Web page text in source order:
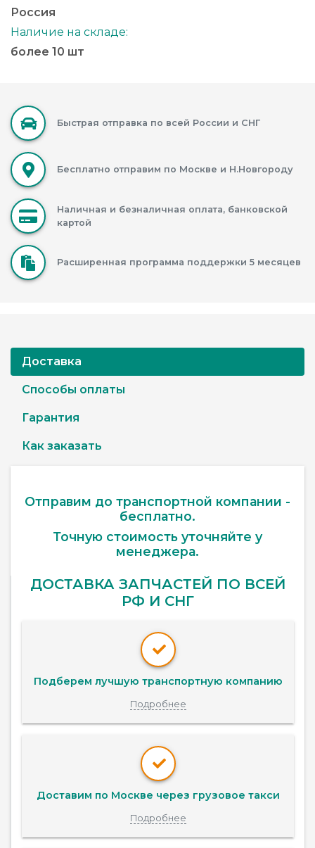
Россия
Наличие на складе:
более 10 шт
Быстрая отправка по всей России и СНГ
Бесплатно отправим по Москве и Н.Новгороду
Наличная и безналичная оплата, банковской
картой
Расширенная программа поддержки 5 месяцев
Доставка
Способы оплаты
Гарантия
Как заказать
Отправим до транспортной компании -
бесплатно.
Точную стоимость уточняйте у
менеджера.
ДОСТАВКА ЗАПЧАСТЕЙ ПО ВСЕЙ
РФ И СНГ
Подберем лучшую транспортную компанию
Подробнее
Доставим по Москве через грузовое такси
Подробнее